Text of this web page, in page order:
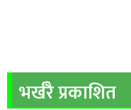
भर्खरै प्रकाशित